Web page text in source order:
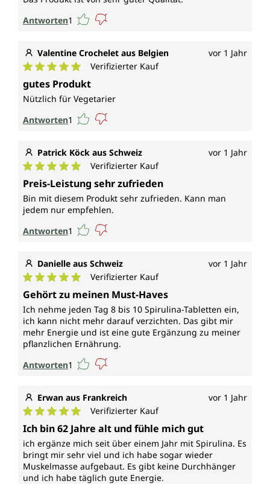
Antworten1
Valentine Crochelet aus Belgien vor 1 Jahr
Durchschnittliche Bewertung von 5 von 5 Sternen
Verifizierter Kauf
gutes Produkt
Nützlich für Vegetarier
Antworten1
Patrick Köck aus Schweiz vor 1 Jahr
Durchschnittliche Bewertung von 5 von 5 Sternen
Verifizierter Kauf
Preis-Leistung sehr zufrieden
Bin mit diesem Produkt sehr zufrieden. Kann man
jedem nur empfehlen.
Antworten1
Danielle aus Schweiz vor 1 Jahr
Durchschnittliche Bewertung von 5 von 5 Sternen
Verifizierter Kauf
Gehört zu meinen Must-Haves
Ich nehme jeden Tag 8 bis 10 Spirulina-Tabletten ein,
ich kann nicht mehr darauf verzichten. Das gibt mir
mehr Energie und ist eine gute Ergänzung zu meiner
pflanzlichen Ernährung.
Antworten1
Erwan aus Frankreich vor 1 Jahr
Durchschnittliche Bewertung von 5 von 5 Sternen
Verifizierter Kauf
Ich bin 62 Jahre alt und fühle mich gut
ich ergänze mich seit über einem Jahr mit Spirulina. Es
bringt mir sehr viel und ich habe sogar wieder
Muskelmasse aufgebaut. Es gibt keine Durchhänger
und ich habe täglich gute Energie.